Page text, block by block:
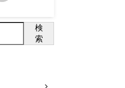
検
索